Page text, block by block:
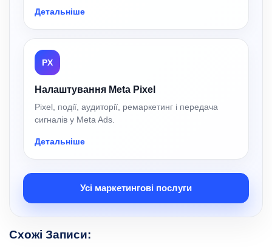
Детальніше
PX
Налаштування Meta Pixel
Pixel, події, аудиторії, ремаркетинг і передача
сигналів у Meta Ads.
Детальніше
Усі маркетингові послуги
Схожі Записи: